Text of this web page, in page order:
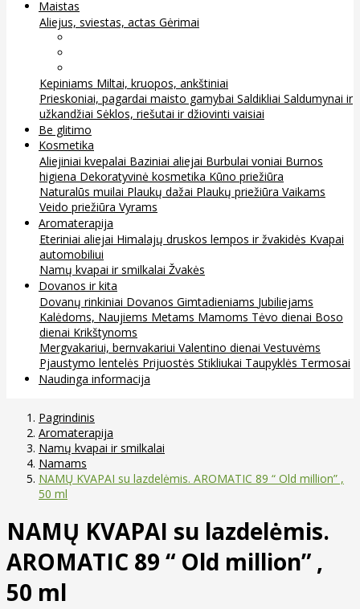
Maistas
Aliejus, sviestas, actas Gėrimai
Kepiniams Miltai, kruopos, ankštiniai
Prieskoniai, pagardai maisto gamybai Saldikliai Saldumynai ir
užkandžiai Sėklos, riešutai ir džiovinti vaisiai
Be glitimo
Kosmetika
Aliejiniai kvepalai Baziniai aliejai Burbulai voniai Burnos
higiena Dekoratyvinė kosmetika Kūno priežiūra
Naturalūs muilai Plaukų dažai Plaukų priežiūra Vaikams
Veido priežiūra Vyrams
Aromaterapija
Eteriniai aliejai Himalajų druskos lempos ir žvakidės Kvapai
automobiliui
Namų kvapai ir smilkalai Žvakės
Dovanos ir kita
Dovanų rinkiniai Dovanos Gimtadieniams Jubiliejams
Kalėdoms, Naujiems Metams Mamoms Tėvo dienai Boso
dienai Krikštynoms
Mergvakariui, bernvakariui Valentino dienai Vestuvėms
Pjaustymo lentelės Prijuostės Stikliukai Taupyklės Termosai
Naudinga informacija
Pagrindinis
Aromaterapija
Namų kvapai ir smilkalai
Namams
NAMŲ KVAPAI su lazdelėmis. AROMATIC 89 “ Old million” ,
50 ml
NAMŲ KVAPAI su lazdelėmis.
AROMATIC 89 “ Old million” ,
50 ml